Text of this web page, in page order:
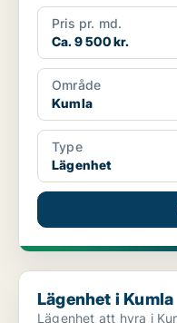
Pris pr. md.
Ca. 9 500 kr.
Område
Kumla
Type
Lägenhet
Lägenhet i Kumla
Lägenhet i Kumla